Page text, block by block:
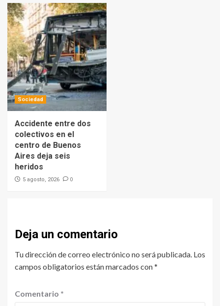
Sociedad
Accidente entre dos
colectivos en el
centro de Buenos
Aires deja seis
heridos
5 agosto, 2026 0
Deja un comentario
Tu dirección de correo electrónico no será publicada. Los
campos obligatorios están marcados con*
Comentario *